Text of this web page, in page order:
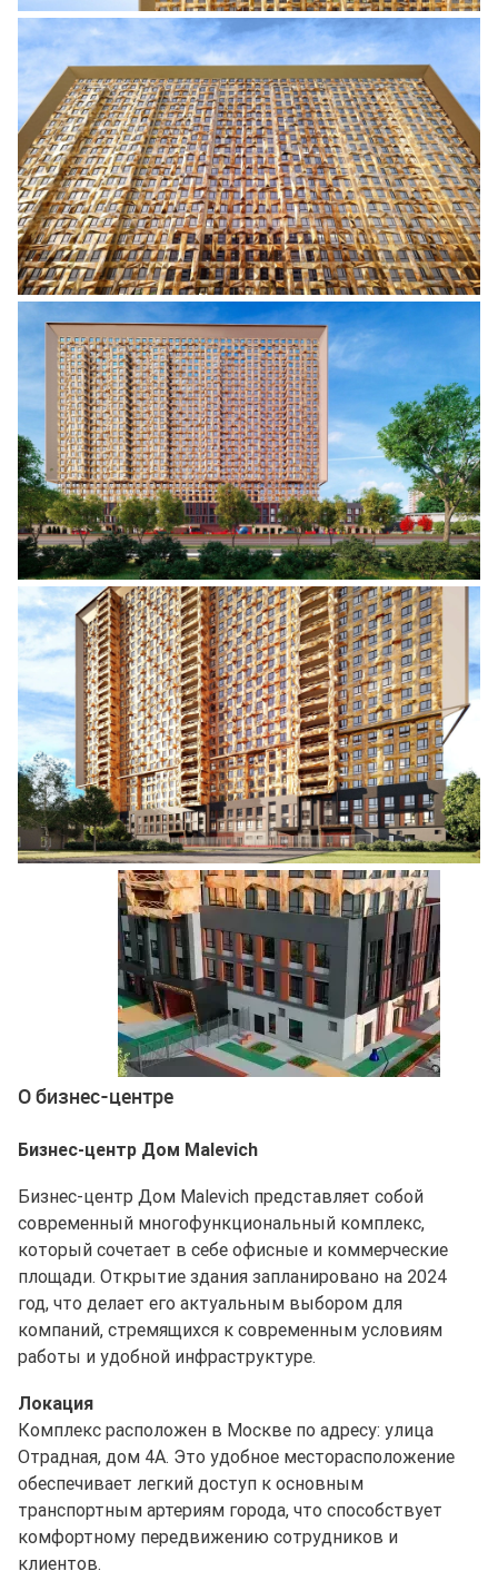
О бизнес-центре
Бизнес-центр Дом Malevich
Бизнес-центр Дом Malevich представляет собой
современный многофункциональный комплекс,
который сочетает в себе офисные и коммерческие
площади. Открытие здания запланировано на 2024
год, что делает его актуальным выбором для
компаний, стремящихся к современным условиям
работы и удобной инфраструктуре.
Локация
Комплекс расположен в Москве по адресу: улица
Отрадная, дом 4А. Это удобное месторасположение
обеспечивает легкий доступ к основным
транспортным артериям города, что способствует
комфортному передвижению сотрудников и
клиентов.